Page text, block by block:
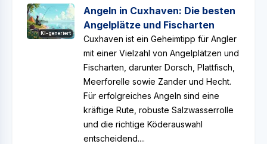
KI-generiert
Angeln in Cuxhaven: Die besten
Angelplätze und Fischarten
Cuxhaven ist ein Geheimtipp für Angler
mit einer Vielzahl von Angelplätzen und
Fischarten, darunter Dorsch, Plattfisch,
Meerforelle sowie Zander und Hecht.
Für erfolgreiches Angeln sind eine
kräftige Rute, robuste Salzwasserrolle
und die richtige Köderauswahl
entscheidend....